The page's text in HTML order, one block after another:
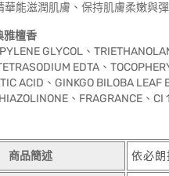
華能滋潤肌膚、保持肌膚柔嫩與
雅檀香
GLYCOL、
EDTA、
ACID、GINKGO BILOBA LEAF
、FRAGRANCE、
商品簡述 依必